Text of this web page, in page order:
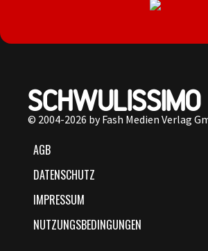
© 2004-2026 by Fash Medien Verlag
AGB
DATENSCHUTZ
IMPRESSUM
NUTZUNGSBEDINGUNGEN